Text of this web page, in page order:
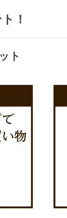
！
ト